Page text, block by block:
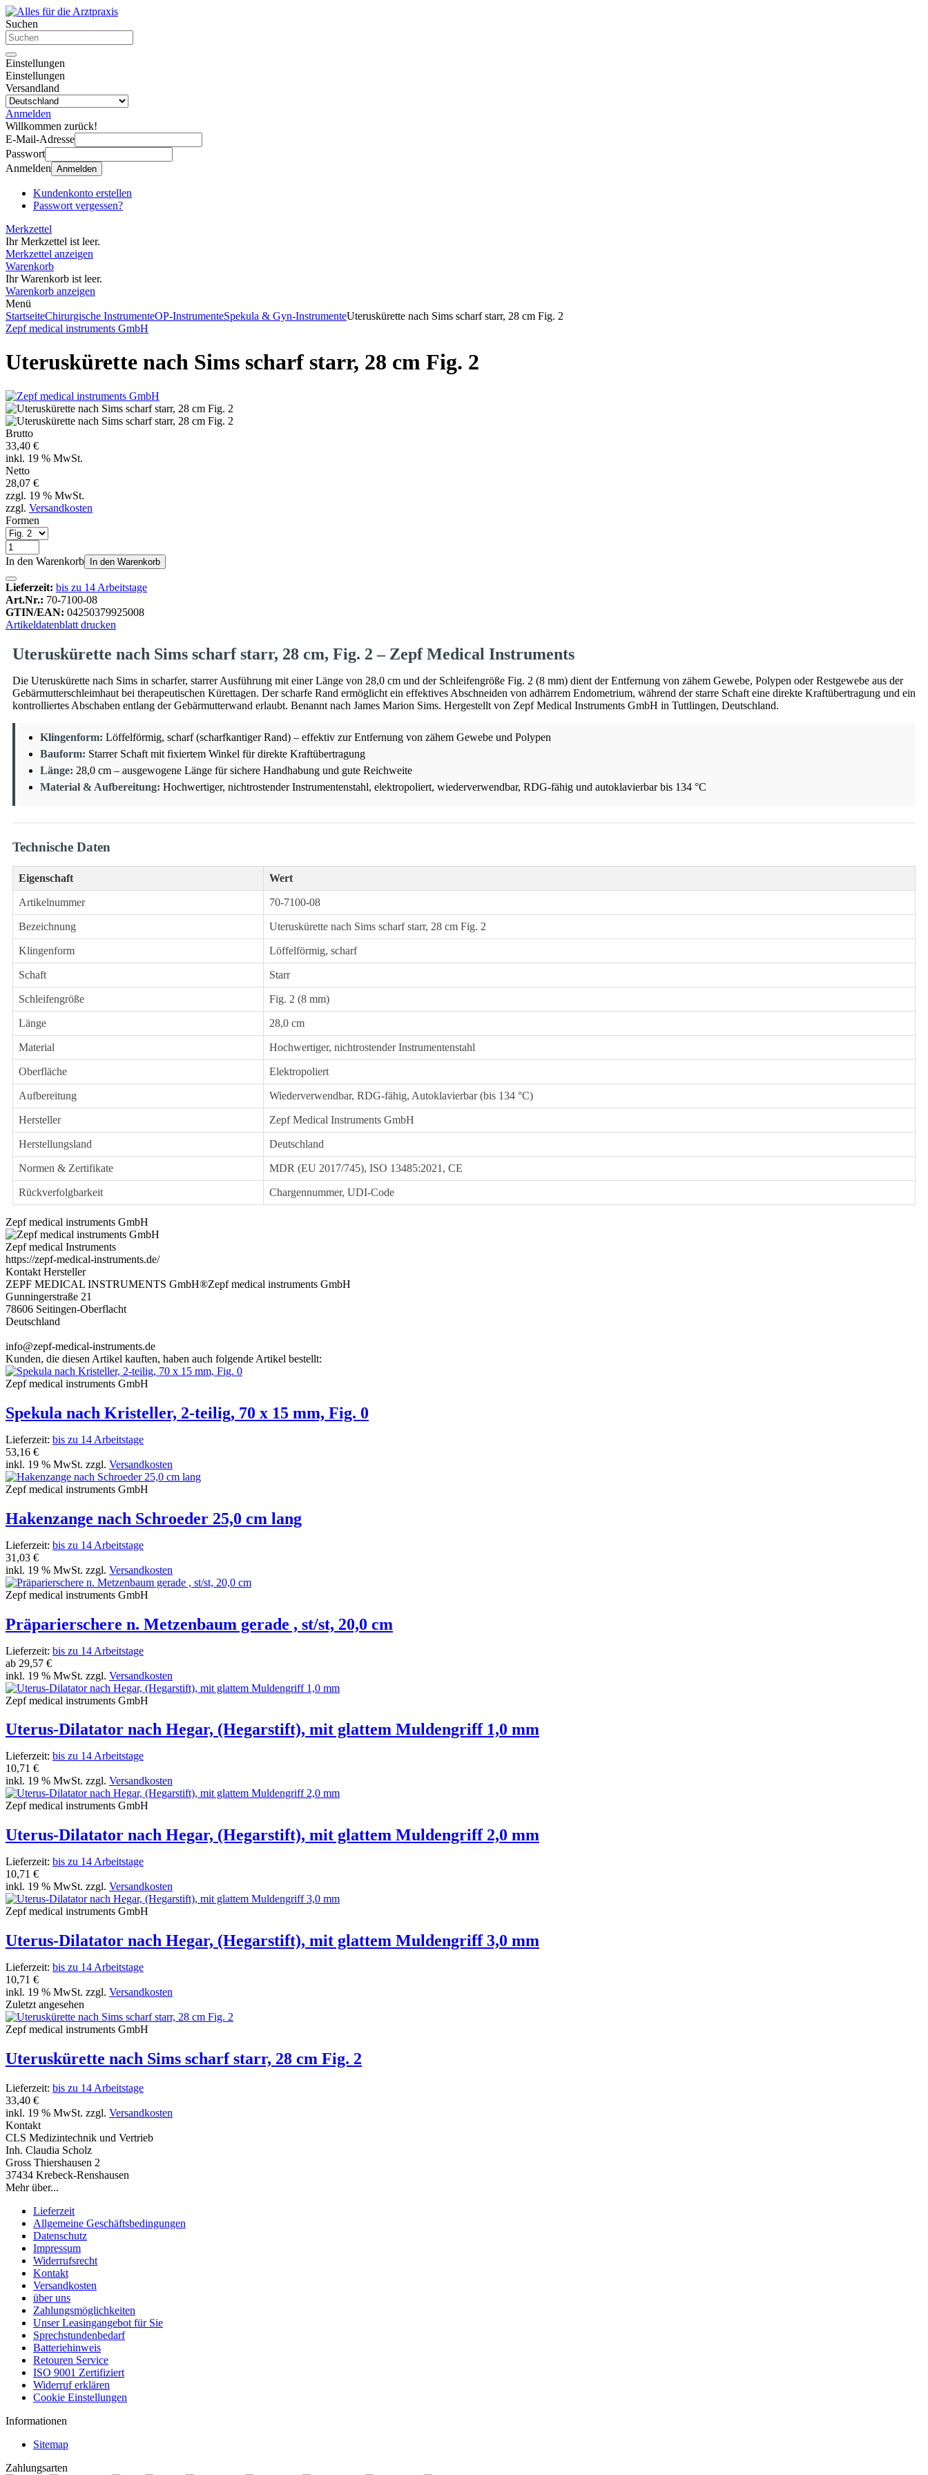
Suchen
Einstellungen
Einstellungen
Versandland
Anmelden
Willkommen zurück!
E-Mail-Adresse
Passwort
Anmelden Anmelden
Kundenkonto erstellen
Passwort vergessen?
Merkzettel
Ihr Merkzettel ist leer.
Merkzettel anzeigen
Warenkorb
Ihr Warenkorb ist leer.
Warenkorb anzeigen
Menü
StartseiteChirurgische InstrumenteOP-InstrumenteSpekula & Gyn-InstrumenteUteruskürette nach Sims scharf starr, 28 cm Fig. 2
Zepf medical instruments GmbH
Uteruskürette nach Sims scharf starr, 28 cm Fig. 2
Brutto
33,40 €
inkl. 19 % MwSt.
Netto
28,07 €
zzgl. 19 % MwSt.
zzgl. Versandkosten
Formen
In den Warenkorb In den Warenkorb
Lieferzeit: bis zu 14 Arbeitstage
Art.Nr.: 70-7100-08
GTIN/EAN: 04250379925008
Artikeldatenblatt drucken
Uteruskürette nach Sims scharf starr, 28 cm, Fig. 2 – Zepf Medical Instruments
Die Uteruskürette nach Sims in scharfer, starrer Ausführung mit einer Länge von 28,0 cm und der Schleifengröße Fig. 2 (8 mm) dient der Entfernung von zähem Gewebe, Polypen oder Restgewebe aus der
Gebärmutterschleimhaut bei therapeutischen Kürettagen. Der scharfe Rand ermöglicht ein effektives Abschneiden von adhärrem Endometrium, während der starre Schaft eine direkte Kraftübertragung und ein
kontrolliertes Abschaben entlang der Gebärmutterwand erlaubt. Benannt nach James Marion Sims. Hergestellt von Zepf Medical Instruments GmbH in Tuttlingen, Deutschland.
Klingenform: Löffelförmig, scharf (scharfkantiger Rand) – effektiv zur Entfernung von zähem Gewebe und Polypen
Bauform: Starrer Schaft mit fixiertem Winkel für direkte Kraftübertragung
Länge: 28,0 cm – ausgewogene Länge für sichere Handhabung und gute Reichweite
Material & Aufbereitung: Hochwertiger, nichtrostender Instrumentenstahl, elektropoliert, wiederverwendbar, RDG-fähig und autoklavierbar bis 134 °C
Technische Daten
Eigenschaft Wert
Artikelnummer 70-7100-08
Bezeichnung Uteruskürette nach Sims scharf starr, 28 cm Fig. 2
Klingenform Löffelförmig, scharf
Schaft Starr
Schleifengröße Fig. 2 (8 mm)
Länge 28,0 cm
Material Hochwertiger, nichtrostender Instrumentenstahl
Oberfläche Elektropoliert
Aufbereitung Wiederverwendbar, RDG-fähig, Autoklavierbar (bis 134 °C)
Hersteller Zepf Medical Instruments GmbH
Herstellungsland Deutschland
Normen & Zertifikate MDR (EU 2017/745), ISO 13485:2021, CE
Rückverfolgbarkeit Chargennummer, UDI-Code
Zepf medical instruments GmbH
Zepf medical Instruments
https://zepf-medical-instruments.de/
Kontakt Hersteller
ZEPF MEDICAL INSTRUMENTS GmbH®Zepf medical instruments GmbH
Gunningerstraße 21
78606 Seitingen-Oberflacht
Deutschland
info@zepf-medical-instruments.de
Kunden, die diesen Artikel kauften, haben auch folgende Artikel bestellt:
Zepf medical instruments GmbH
Spekula nach Kristeller, 2-teilig, 70 x 15 mm, Fig. 0
Lieferzeit: bis zu 14 Arbeitstage
53,16 €
inkl. 19 % MwSt. zzgl. Versandkosten
Zepf medical instruments GmbH
Hakenzange nach Schroeder 25,0 cm lang
Lieferzeit: bis zu 14 Arbeitstage
31,03 €
inkl. 19 % MwSt. zzgl. Versandkosten
Zepf medical instruments GmbH
Präparierschere n. Metzenbaum gerade , st/st, 20,0 cm
Lieferzeit: bis zu 14 Arbeitstage
ab 29,57 €
inkl. 19 % MwSt. zzgl. Versandkosten
Zepf medical instruments GmbH
Uterus-Dilatator nach Hegar, (Hegarstift), mit glattem Muldengriff 1,0 mm
Lieferzeit: bis zu 14 Arbeitstage
10,71 €
inkl. 19 % MwSt. zzgl. Versandkosten
Zepf medical instruments GmbH
Uterus-Dilatator nach Hegar, (Hegarstift), mit glattem Muldengriff 2,0 mm
Lieferzeit: bis zu 14 Arbeitstage
10,71 €
inkl. 19 % MwSt. zzgl. Versandkosten
Zepf medical instruments GmbH
Uterus-Dilatator nach Hegar, (Hegarstift), mit glattem Muldengriff 3,0 mm
Lieferzeit: bis zu 14 Arbeitstage
10,71 €
inkl. 19 % MwSt. zzgl. Versandkosten
Zuletzt angesehen
Zepf medical instruments GmbH
Uteruskürette nach Sims scharf starr, 28 cm Fig. 2
Lieferzeit: bis zu 14 Arbeitstage
33,40 €
inkl. 19 % MwSt. zzgl. Versandkosten
Kontakt
CLS Medizintechnik und Vertrieb
Inh. Claudia Scholz
Gross Thiershausen 2
37434 Krebeck-Renshausen
Mehr über...
Lieferzeit
Allgemeine Geschäftsbedingungen
Datenschutz
Impressum
Widerrufsrecht
Kontakt
Versandkosten
über uns
Zahlungsmöglichkeiten
Unser Leasingangebot für Sie
Sprechstundenbedarf
Batteriehinweis
Retouren Service
ISO 9001 Zertifiziert
Widerruf erklären
Cookie Einstellungen
Informationen
Sitemap
Zahlungsarten